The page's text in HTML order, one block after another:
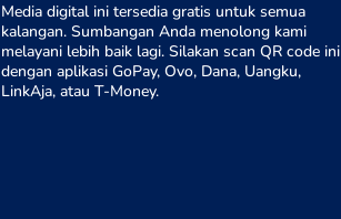
Media digital ini tersedia gratis untuk semua
kalangan. Sumbangan Anda menolong kami
melayani lebih baik lagi. Silakan scan QR code ini
dengan aplikasi GoPay, Ovo, Dana, Uangku,
LinkAja, atau T-Money.